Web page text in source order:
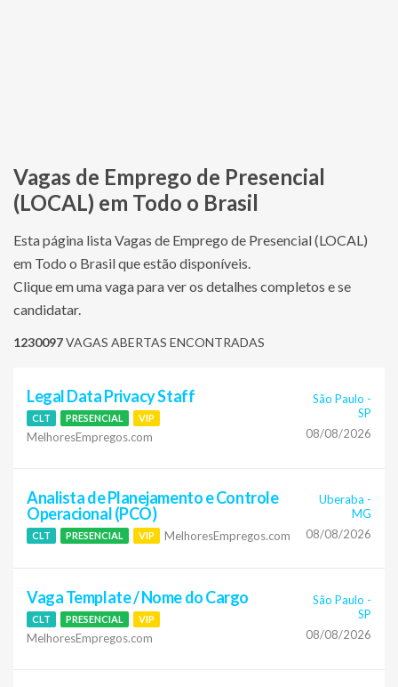
Vagas de Emprego de Presencial
(LOCAL) em Todo o Brasil
Esta página lista Vagas de Emprego de Presencial (LOCAL)
em Todo o Brasil que estão disponíveis.
Clique em uma vaga para ver os detalhes completos e se
candidatar.
1230097VAGAS ABERTAS ENCONTRADAS
Legal Data Privacy Staff
CLT PRESENCIAL VIP
MelhoresEmpregos.com
São Paulo -
SP
08/08/2026
Analista de Planejamento e Controle
Operacional (PCO)
CLT PRESENCIAL VIP MelhoresEmpregos.com
Uberaba -
MG
08/08/2026
Vaga Template / Nome do Cargo
CLT PRESENCIAL VIP
MelhoresEmpregos.com
São Paulo -
SP
08/08/2026